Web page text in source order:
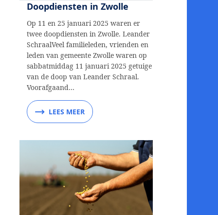
Doopdiensten in Zwolle
Op 11 en 25 januari 2025 waren er
twee doopdiensten in Zwolle. Leander
SchraalVeel familieleden, vrienden en
leden van gemeente Zwolle waren op
sabbatmiddag 11 januari 2025 getuige
van de doop van Leander Schraal.
Voorafgaand…
LEES MEER